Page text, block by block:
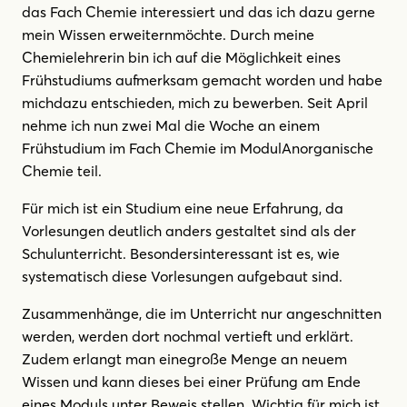
das Fach Chemie interessiert und das ich dazu gerne
mein Wissen erweiternmöchte. Durch meine
Chemielehrerin bin ich auf die Möglichkeit eines
Frühstudiums aufmerksam gemacht worden und habe
michdazu entschieden, mich zu bewerben. Seit April
nehme ich nun zwei Mal die Woche an einem
Frühstudium im Fach Chemie im ModulAnorganische
Chemie teil.
Für mich ist ein Studium eine neue Erfahrung, da
Vorlesungen deutlich anders gestaltet sind als der
Schulunterricht. Besondersinteressant ist es, wie
systematisch diese Vorlesungen aufgebaut sind.
Zusammenhänge, die im Unterricht nur angeschnitten
werden, werden dort nochmal vertieft und erklärt.
Zudem erlangt man einegroße Menge an neuem
Wissen und kann dieses bei einer Prüfung am Ende